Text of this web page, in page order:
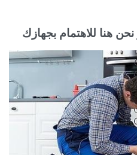
نحن هنا للاهتمام بجهازك